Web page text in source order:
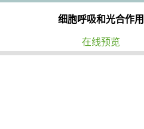
细胞呼吸和光合作用
在线预览